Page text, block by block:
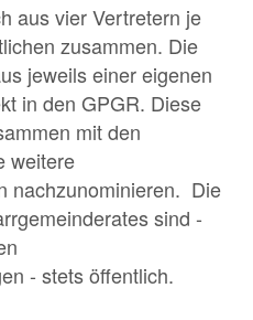
aus vier Vertretern je
zusammen. Die
jeweils einer eigenen
in den GPGR. Diese
mit den
weitere
nachzunominieren. Die
sind -
- stets öffentlich.